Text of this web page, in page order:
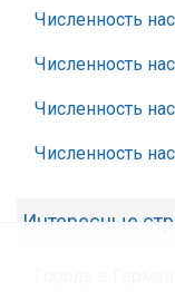
Численность
Численность
Численность
Численность
Интересные